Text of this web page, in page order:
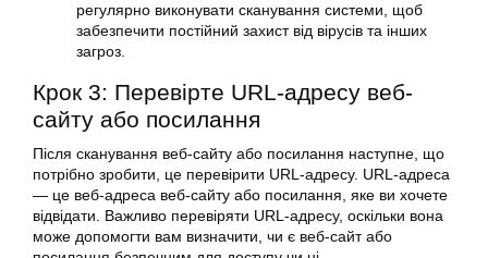
регулярно виконувати сканування системи, щоб
забезпечити постійний захист від вірусів та інших
загроз.
Крок 3: Перевірте URL-адресу веб-
сайту або посилання
Після сканування веб-сайту або посилання наступне, що
потрібно зробити, це перевірити URL-адресу. URL-адреса
— це веб-адреса веб-сайту або посилання, яке ви хочете
відвідати. Важливо перевіряти URL-адресу, оскільки вона
може допомогти вам визначити, чи є веб-сайт або